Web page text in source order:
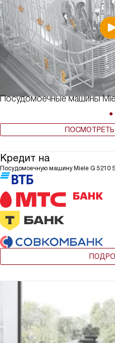
Посудомоечные машины
Кредит на
Посудомоечную машину Miele G 5210